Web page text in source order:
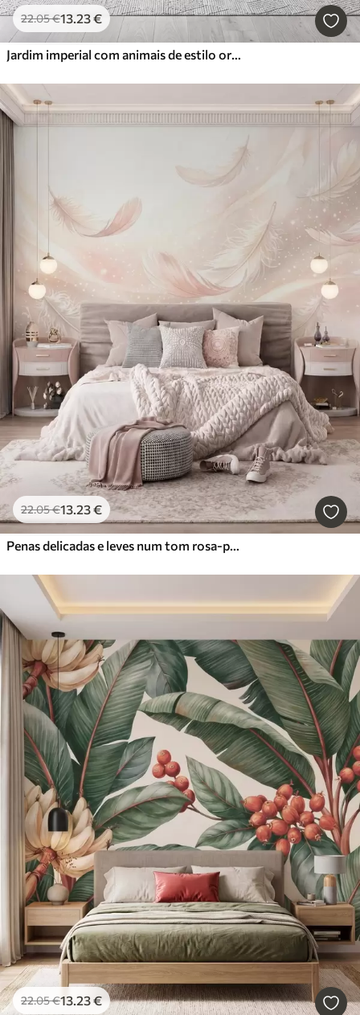
22.05€13.23€
Jardim imperial com animais de estilo oriental — macaco, leopardo, tigre, pavão e garça
22.05€13.23€
Penas delicadas e leves num tom rosa-pêssego esbatido com brilho
22.05€13.23€